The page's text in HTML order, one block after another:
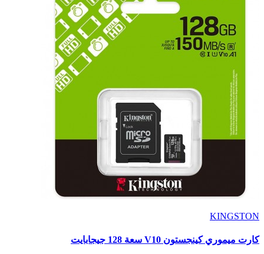
KINGSTON
كارت ميموري كينجستون V10 سعة 128 جيجابايت